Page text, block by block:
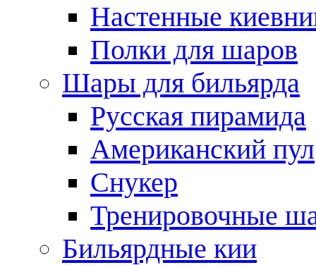
Настенные
Полки для шаров
Шары для бильярда
Русская пирамида
Американский пул
Снукер
Тренировочные
Бильярдные кии